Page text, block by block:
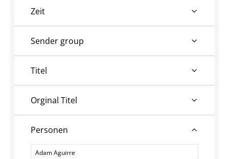
Zeit
Sender group
Titel
Orginal Titel
Personen
Personen